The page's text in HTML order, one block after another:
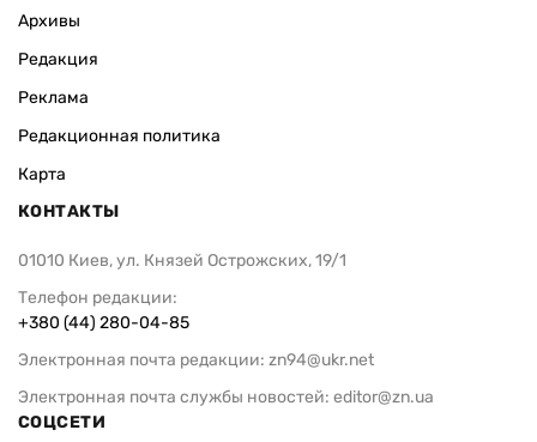
Архивы
Редакция
Реклама
Редакционная политика
Карта
КОНТАКТЫ
01010 Киев, ул. Князей Острожских, 19/1
Телефон редакции:
+380 (44) 280-04-85
Электронная почта редакции: zn94@ukr.net
Электронная почта службы новостей: editor@zn.ua
СОЦСЕТИ